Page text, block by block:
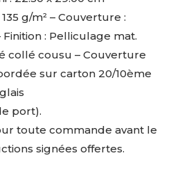
g/m² – Couverture :
Finition : Pelliculage mat.
collé cousu – Couverture
sur carton 20/10ème
port).
toute commande avant le
signées offertes.